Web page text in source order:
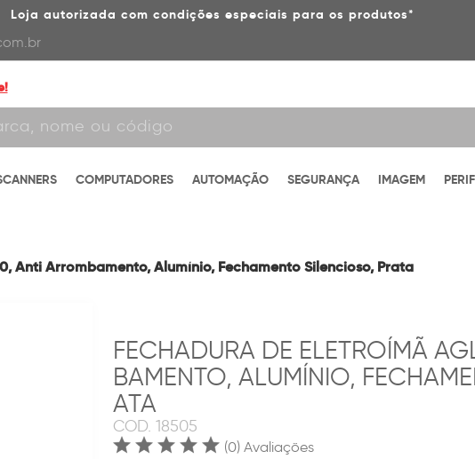
Loja autorizada com condições especiais para os produtos*
COMPUTADORES AUTOMAÇÃO SEGURANÇA IMAGEM
Anti Arrombamento, Alumínio, Fechamento Silencioso, Prata
FECHADURA DE ELETROÍMÃ
BAMENTO, ALUMÍNIO,
ATA
COD. 18505
(0) Avaliações